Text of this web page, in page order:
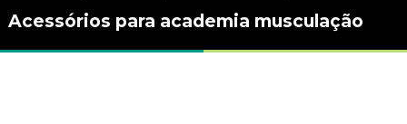
Acessórios para academia musculação